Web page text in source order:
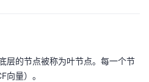
层的节点被称为叶节点。每一个节
向量）。